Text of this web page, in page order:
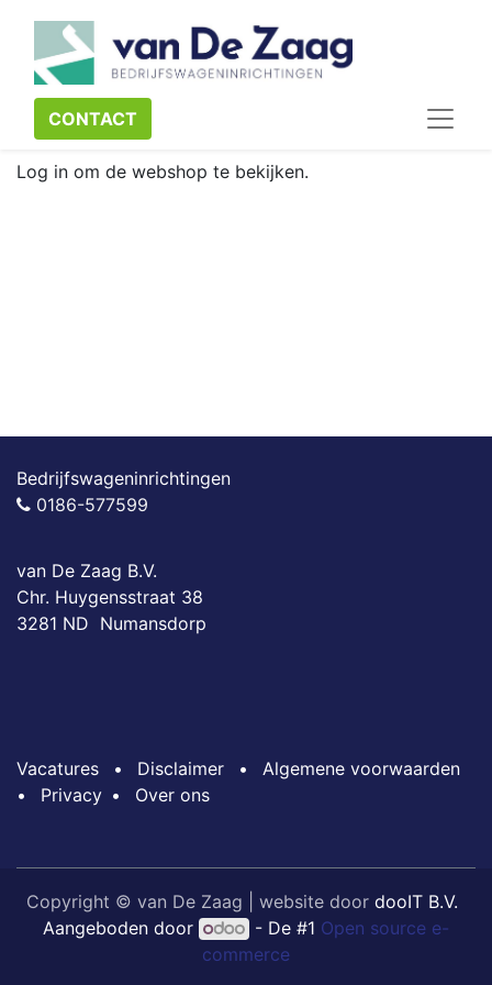
CONTACT​​​​
Log in om de webshop te bekijken.
Bedrijfswageninrichtingen
0186-577599
van De Zaag B.V.
Chr. Huygensstraat 38
3281 ND Numansdorp
Vacatures • Disclaimer •
Algemene voorwaarden
•
Privacy • Over ons
Copyright © van De Zaag | website door dooIT B.V.
Aangeboden door
- De #1 Open source e-
commerce